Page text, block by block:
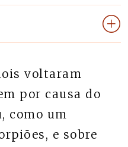
voltaram
por causa do
como um
e sobre